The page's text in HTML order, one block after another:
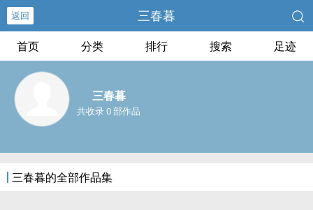
返回 三春暮
首页 分类 排行 搜索 足迹
三春暮
共收录 0 部作品
三春暮的全部作品集